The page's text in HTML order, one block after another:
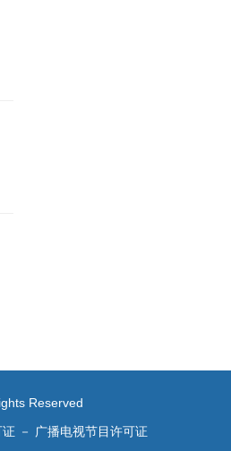
Reserved
－ 广播电视节目许可证